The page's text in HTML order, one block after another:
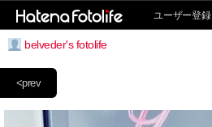
ユーザー登録
belveder's fotolife
<prev